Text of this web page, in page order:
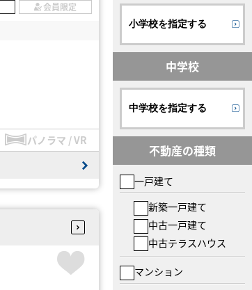
会員限定
パノラマ / VR
小学校を指定する
中学校
中学校を指定する
不動産の種類
一戸建て
新築一戸建て
中古一戸建て
中古テラスハウス
マンション